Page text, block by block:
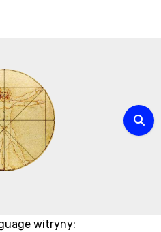
witryny: